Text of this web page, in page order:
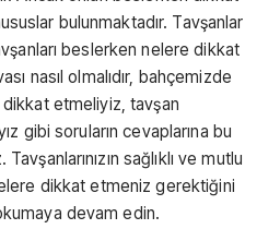
bulunmaktadır. Tavşanlar
beslerken nelere dikkat
nasıl olmalıdır, bahçemizde
etmeliyiz, tavşan
gibi soruların cevaplarına bu
sağlıklı ve mutlu
dikkat etmeniz gerektiğini
devam edin.